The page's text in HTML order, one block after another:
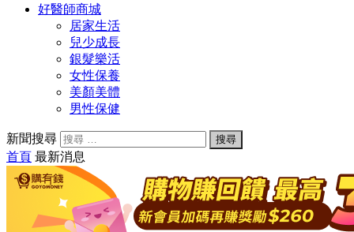
好醫師商城
居家生活
兒少成長
銀髮樂活
女性保養
美顏美體
男性保健
新聞搜尋
首頁 最新消息